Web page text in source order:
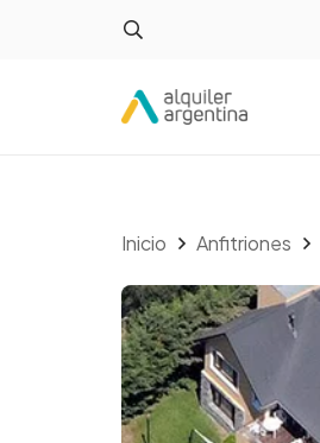
Inicio Anfitriones